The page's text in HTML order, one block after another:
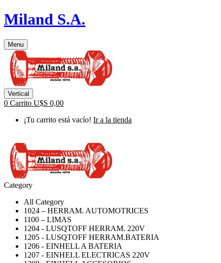
Miland S.A.
Menu
Vertical
0 Carrito U$S 0,00
¡Tu carrito está vacío! Ir a la tienda
Category
All Category
1024 – HERRAM. AUTOMOTRICES
1100 – LIMAS
1204 - LUSQTOFF HERRAM. 220V
1205 - LUSQTOFF HERRAM.BATERIA
1206 - EINHELL A BATERIA
1207 - EINHELL ELECTRICAS 220V